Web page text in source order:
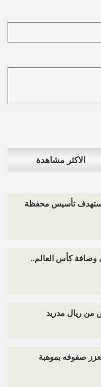
الاكثر مشاهدة
تستهدف تأسيس محفظة
وصافة كأس العالم..
ريال مدريد
صفوفه بموهبة